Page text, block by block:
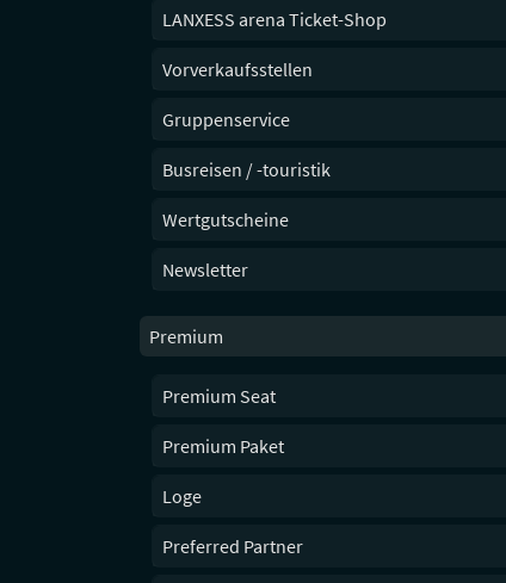
LANXESS arena Ticket-Shop
Vorverkaufsstellen
Gruppenservice
Busreisen / -touristik
Wertgutscheine
Newsletter
Premium
Premium Seat
Premium Paket
Loge
Preferred Partner